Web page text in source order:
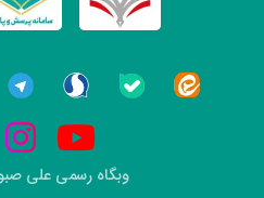
وبگاه رسمی علی